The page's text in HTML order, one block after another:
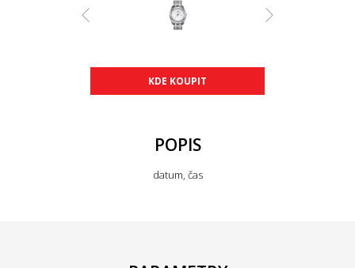
KDE KOUPIT
POPIS
datum, čas